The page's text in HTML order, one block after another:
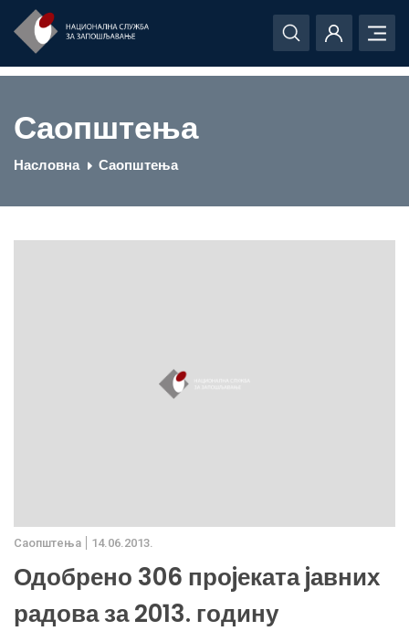
Саопштења
Насловна Саопштења
Саопштења 14.06.2013.
Одобрено 306 проjеката jавних
радова за 2013. годину